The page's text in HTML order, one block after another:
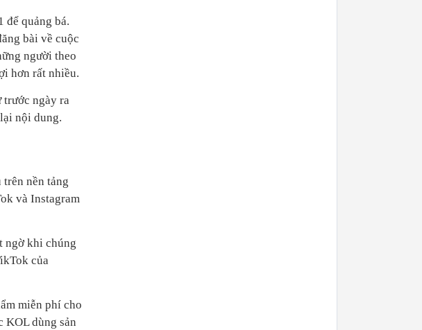
để quảng bá.
bài về cuộc
người theo
hơn rất nhiều.
trước ngày ra
nội dung.
nền tảng
và Instagram
ngờ khi chúng
của
miễn phí cho
KOL dùng sản